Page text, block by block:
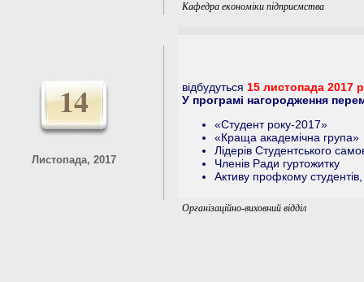
Кафедра економіки підприємства
14
Листопада, 2017
відбудуться 15 листопада 2017
У програмі нагородження
«Студент року-2017»
«Краща академічна група»
Лідерів Студентського
Членів Ради гуртожитку
Активу профкому студентів,
Організаційно-виховний відділ